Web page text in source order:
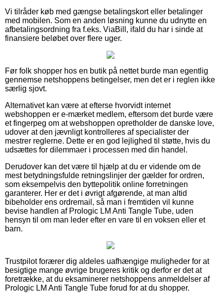
Vi tilråder køb med gængse betalingskort eller betalinger
med mobilen. Som en anden løsning kunne du udnytte en
afbetalingsordning fra f.eks. ViaBill, ifald du har i sinde at
finansiere beløbet over flere uger.
Før folk shopper hos en butik på nettet burde man egentlig
gennemse netshoppens betingelser, men det er i reglen ikke
særlig sjovt.
Alternativet kan være at efterse hvorvidt internet
webshoppen er e-mærket medlem, eftersom det burde være
et fingerpeg om at webshoppen opretholder de danske love,
udover at den jævnligt kontrolleres af specialister der
mestrer reglerne. Dette er en god lejlighed til støtte, hvis du
udsættes for dilemmaer i processen med din handel.
Derudover kan det være til hjælp at du er vidende om de
mest betydningsfulde retningslinjer der gælder for ordren,
som eksempelvis den byttepolitik online forretningen
garanterer. Her er det i øvrigt afgørende, at man altid
bibeholder ens ordremail, så man i fremtiden vil kunne
bevise handlen af Prologic LM Anti Tangle Tube, uden
hensyn til om man leder efter en vare til en voksen eller et
barn.
Trustpilot forærer dig aldeles uafhængige muligheder for at
besigtige mange øvrige brugeres kritik og derfor er det at
foretrække, at du eksaminerer netshoppens anmeldelser af
Prologic LM Anti Tangle Tube forud for at du shopper.